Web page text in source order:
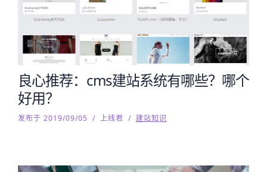
良心推荐：cms建站系统有哪些？哪个
好用？
发布于 2019/09/05 / 上线君 / 建站知识